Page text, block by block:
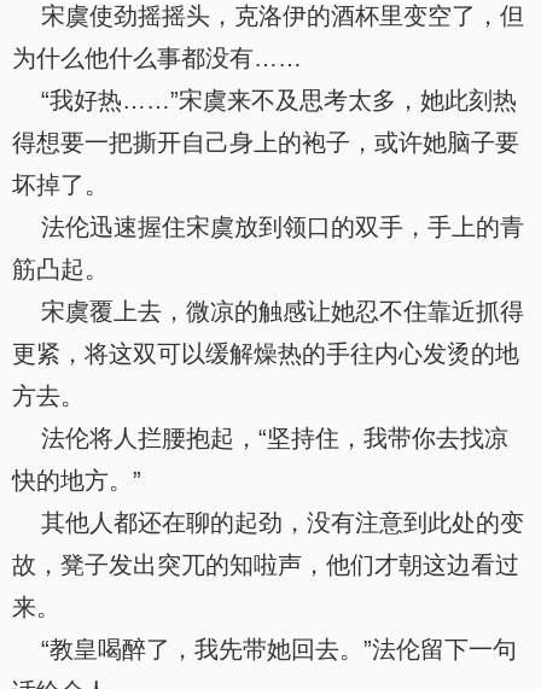
宋虞使劲摇摇头，克洛伊的酒杯里变空了，但
为什么他什么事都没有……
“我好热……”宋虞来不及思考太多，她此刻热
得想要一把撕开自己身上的袍子，或许她脑子要
坏掉了。
法伦迅速握住宋虞放到领口的双手，手上的青
筋凸起。
宋虞覆上去，微凉的触感让她忍不住靠近抓得
更紧，将这双可以缓解燥热的手往内心发烫的地
方去。
法伦将人拦腰抱起，“坚持住，我带你去找凉
快的地方。”
其他人都还在聊的起劲，没有注意到此处的变
故，凳子发出突兀的知啦声，他们才朝这边看过
来。
“教皇喝醉了，我先带她回去。”法伦留下一句